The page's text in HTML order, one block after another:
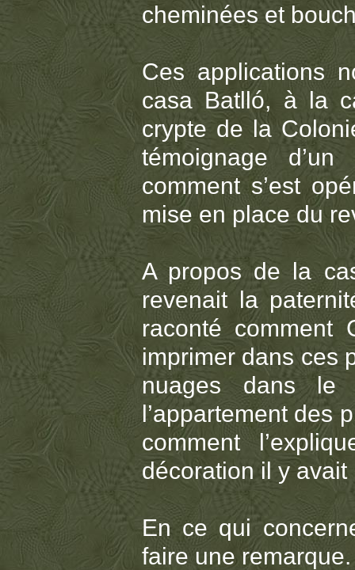
cheminées et
Ces applications
casa Batlló, à la
crypte de la
témoignage
comment s’est
mise en place du
A propos de la
revenait la
raconté comment
imprimer dans ces
nuages dans le
l’appartement des
comment
décoration il y
En ce qui
faire une remarque.